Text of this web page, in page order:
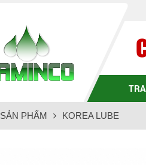
SẢN PHẨM KOREA LUBE